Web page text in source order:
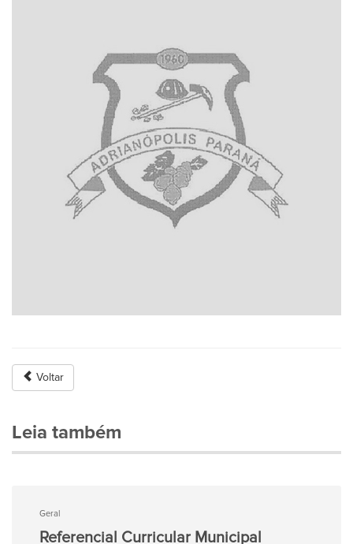
Voltar
Leia também
Geral
Referencial Curricular Municipal